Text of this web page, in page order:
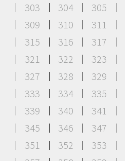
303
304 305
309
310 311
315
316 317
321
322 323
327
328 329
333
334 335
339
340 341
345
346 347
351
352 353